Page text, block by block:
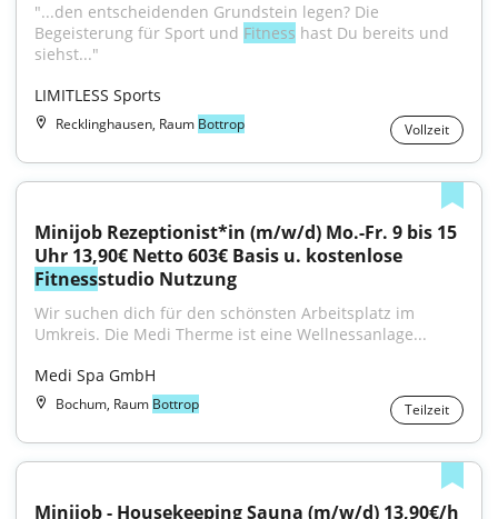
"...den entscheidenden Grundstein legen? Die
Begeisterung für Sport und Fitness hast Du bereits und
siehst..."
LIMITLESS Sports
Recklinghausen, Raum Bottrop Vollzeit
Minijob Rezeptionist*in (m/w/d) Mo.-Fr. 9 bis 15
Fitnessstudio Nutzung
Wir suchen dich für den schönsten Arbeitsplatz im
Umkreis. Die Medi Therme ist eine Wellnessanlage...
Medi Spa GmbH
Bochum, Raum Bottrop Teilzeit
Minijob - Housekeeping Sauna (m/w/d) 13,90€/h